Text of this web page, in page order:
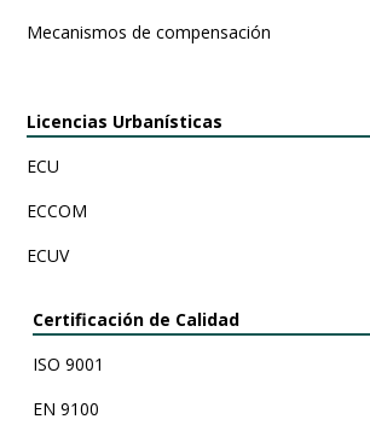
Mecanismos de compensación
Licencias Urbanísticas
ECU
ECCOM
ECUV
Certificación de Calidad
ISO 9001
EN 9100